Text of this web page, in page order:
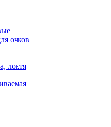
очков
локтя